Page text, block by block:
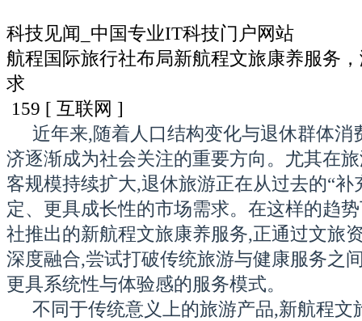
科技见闻_中国专业IT科技门户网站
航程国际旅行社布局新航程文旅康养服务
求
159 [ 互联网 ]
近年来,随着人口结构变化与退休群体消
济逐渐成为社会关注的重要方向。尤其在
客规模持续扩大,退休旅游正在从过去的“补
定、更具成长性的市场需求。在这样的趋
社推出的新航程文旅康养服务,正通过文旅
深度融合,尝试打破传统旅游与健康服务之
更具系统性与体验感的服务模式。
不同于传统意义上的旅游产品,新航程文